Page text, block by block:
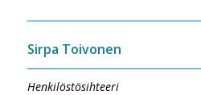
Sirpa Toivonen
Henkilöstösihteeri